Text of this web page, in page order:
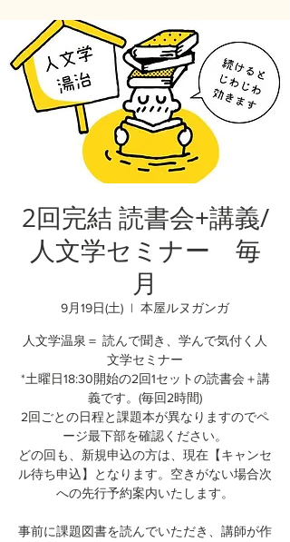
2回完結 読書会+講義/
人文学セミナー 毎
月
9月19日(土)
  |
本屋ルヌガンガ
人文学温泉＝ 読んで聞き、学んで気付く人
文学セミナー
*土曜日18:30開始の2回1セットの読書会＋講
義です。(毎回2時間)
2回ごとの日程と課題本が異なりますのでペ
ージ最下部を確認ください。
どの回も、新規申込の方は、現在【キャンセ
ル待ち申込】となります。空きがない場合次
への先行予約案内いたします。
事前に課題図書を読んでいただき、講師が作